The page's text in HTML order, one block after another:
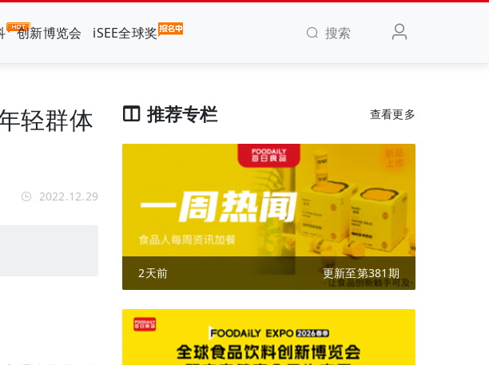
创新博览会 iSEE全球奖 搜索
轻群体
2022.12.29
推荐专栏 查看更多
2天前 更新至第381期